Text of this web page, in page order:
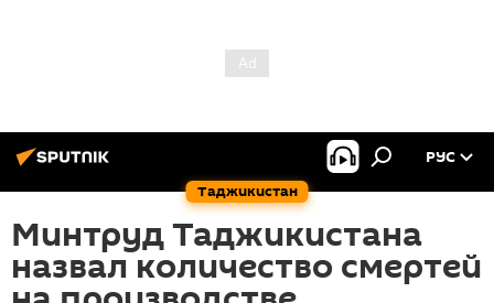
Таджикистан
РУС
Минтруд Таджикистана
назвал количество смертей